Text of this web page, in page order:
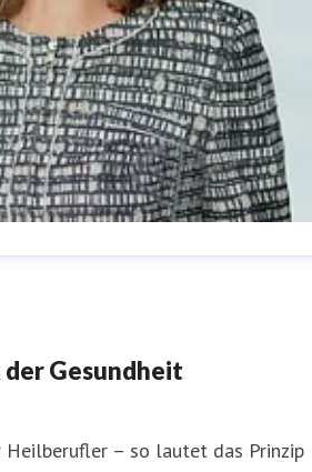
der Gesundheit
– so lautet das Prinzip